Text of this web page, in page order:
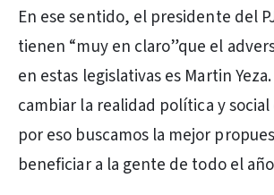
En ese sentido, el presidente del
tienen “muy en claro”que el
en estas legislativas es Martin
cambiar la realidad política y
por eso buscamos la mejor
beneficiar a la gente de todo el